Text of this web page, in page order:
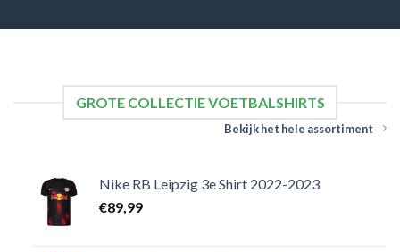
GROTE COLLECTIE VOETBALSHIRTS
Bekijk het hele assortiment
Nike RB Leipzig 3e Shirt 2022-2023
€89,99